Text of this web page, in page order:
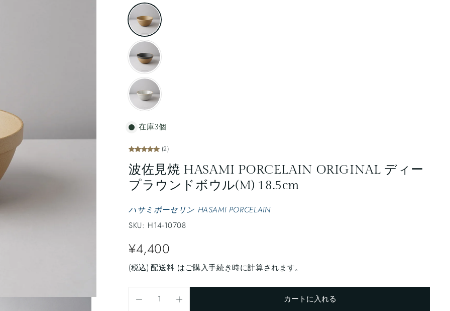
在庫3個
(2)
波佐見焼 HASAMI PORCELAIN ORIGINAL ディー
プラウンドボウル(M) 18.5cm
ハサミポーセリン HASAMI PORCELAIN
SKU: H14-10708
¥4,400
(税込) 配送料 はご購入手続き時に計算されます。
カートに入れる